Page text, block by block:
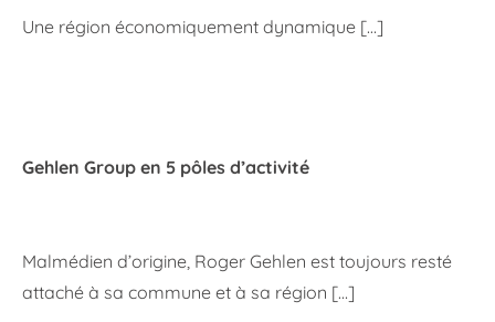
Une région économiquement dynamique […]
Gehlen Group en 5 pôles d’activité
Malmédien d’origine, Roger Gehlen est toujours resté
attaché à sa commune et à sa région […]